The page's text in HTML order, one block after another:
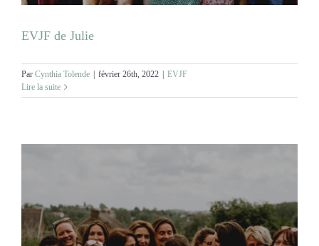
EVJF de Julie
Par Cynthia Tolende février 26th, 2022
EVJF
Lire la suite